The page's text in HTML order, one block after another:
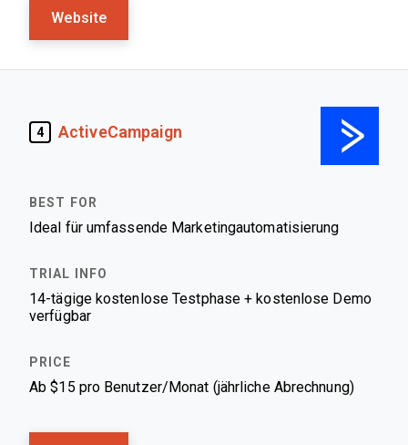
Website
4 ActiveCampaign
Ideal für umfassende Marketingautomatisierung
14-tägige kostenlose Testphase + kostenlose Demo
verfügbar
Ab $15 pro Benutzer/Monat (jährliche Abrechnung)